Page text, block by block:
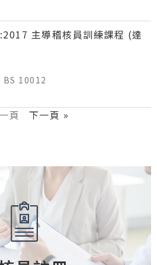
主導稽核員訓練課程 (達
10012
頁 下一頁 »